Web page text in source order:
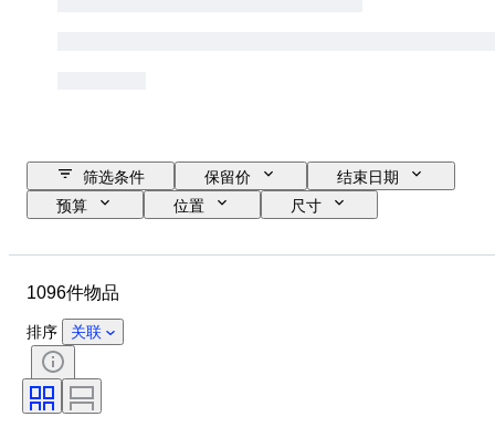
筛选条件 保留价
结束日期
预算
位置
尺寸
其他
签名
表芯
报时
已测试，运转正常
1096件物品
排序 关联